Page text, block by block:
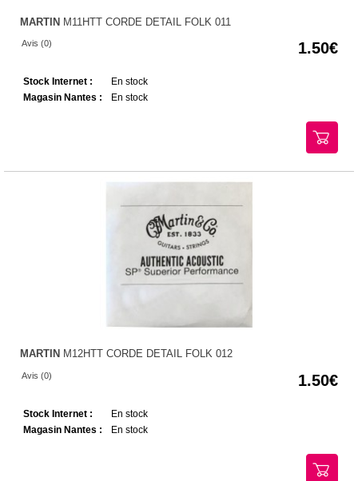
MARTIN M11HTT CORDE DETAIL FOLK 011
Avis (0) 1.50
Stock Internet :
En stock
Magasin Nantes :
En stock
MARTIN M12HTT CORDE DETAIL FOLK 012
Avis (0) 1.50
Stock Internet :
En stock
Magasin Nantes :
En stock